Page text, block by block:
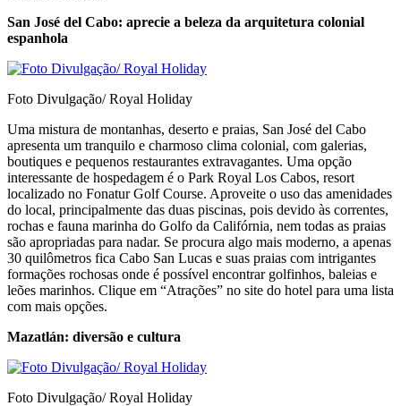
San José del Cabo: aprecie a beleza da arquitetura colonial
espanhola
Foto Divulgação/ Royal Holiday
Uma mistura de montanhas, deserto e praias, San José del Cabo
apresenta um tranquilo e charmoso clima colonial, com galerias,
boutiques e pequenos restaurantes extravagantes. Uma opção
interessante de hospedagem é o Park Royal Los Cabos, resort
localizado no Fonatur Golf Course. Aproveite o uso das amenidades
do local, principalmente das duas piscinas, pois devido às correntes,
rochas e fauna marinha do Golfo da Califórnia, nem todas as praias
são apropriadas para nadar. Se procura algo mais moderno, a apenas
30 quilômetros fica Cabo San Lucas e suas praias com intrigantes
formações rochosas onde é possível encontrar golfinhos, baleias e
leões marinhos. Clique em “Atrações” no site do hotel para uma lista
com mais opções.
Mazatlán: diversão e cultura
Foto Divulgação/ Royal Holiday